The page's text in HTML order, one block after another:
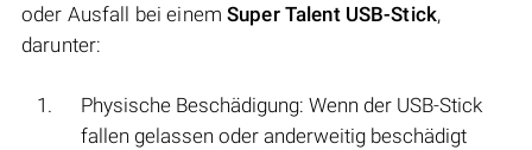
oder Ausfall bei einemSuper Talent USB-Stick,
darunter:
Physische Beschädigung: Wenn der USB-Stick
fallen gelassen oder anderweitig beschädigt